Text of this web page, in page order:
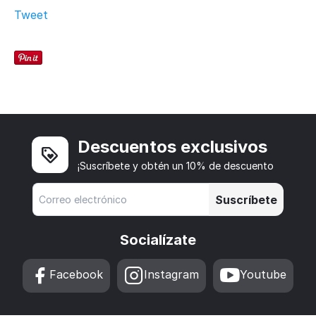
Tweet
Descuentos exclusivos
¡Suscríbete y obtén un 10% de descuento
Suscríbete
Socialízate
Facebook Instagram Youtube